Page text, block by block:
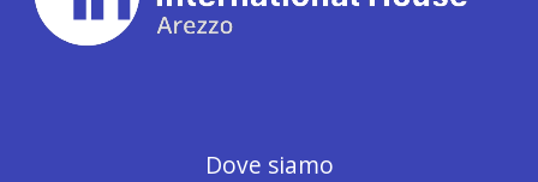
Dove siamo